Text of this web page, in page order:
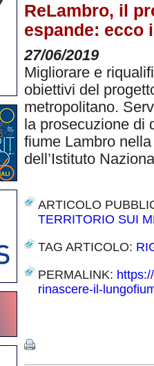
ReLambro, il
espande: ecco
27/06/2019
Migliorare e
obiettivi del
metropolitano.
la prosecuzione di
fiume Lambro
dell’Istituto
ARTICOLO
TERRITORIO SUI
TAG ARTICOLO:
PERMALINK:
rinascere-il-